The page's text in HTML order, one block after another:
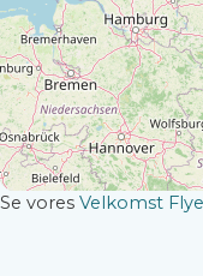
HELSINGØR
BJERGGADE
DENMARK
HILLERØD
FREJASVEJ
HOLBÆK (V/
DENMARK
Se vores Velkomst